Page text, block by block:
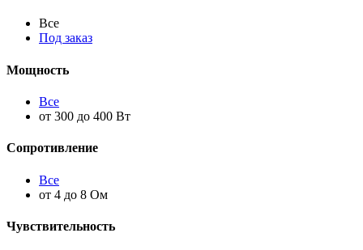
Все
Под заказ
Мощность
Все
от 300 до 400 Вт
Сопротивление
Все
от 4 до 8 Ом
Чувствительность